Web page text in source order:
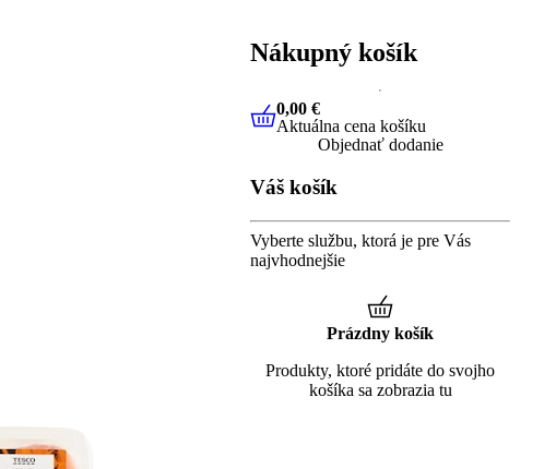
Nákupný košík
0,00 €Aktuálna cena košíku
0,00 €
Aktuálna cena košíku
Objednať dodanie
Váš košík
Vyberte službu, ktorá je pre Vás
najvhodnejšie
Prázdny košík
Produkty, ktoré pridáte do svojho
košíka sa zobrazia tu